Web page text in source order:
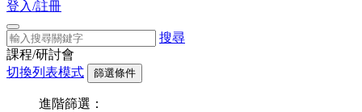
登入/註冊
搜尋
課程/研討會
切換列表模式
篩選條件
進階篩選：